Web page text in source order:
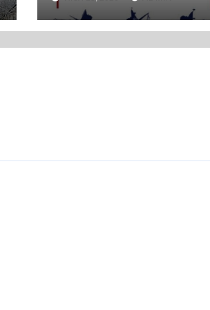
тонущем корабле:
Политика элиты и